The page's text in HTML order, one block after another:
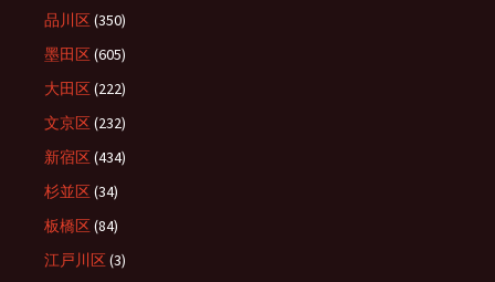
品川区(350)
墨田区(605)
大田区(222)
文京区(232)
新宿区(434)
杉並区(34)
板橋区(84)
江戸川区(3)